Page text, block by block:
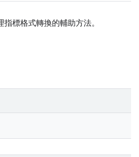
標格式轉換的輔助方法。